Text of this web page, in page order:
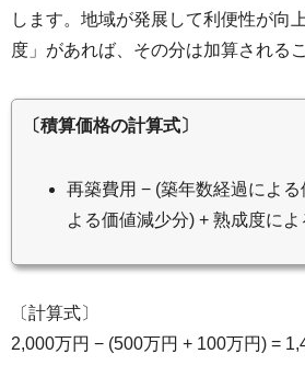
します。地域が発展して利便性が向
度」があれば、その分は加算される
〔積算価格の計算式〕
再築費用 − (築年数経過によ
よる価値減少分) + 熟成度に
〔計算式〕
2,000万円 − (500万円 + 100万円) =